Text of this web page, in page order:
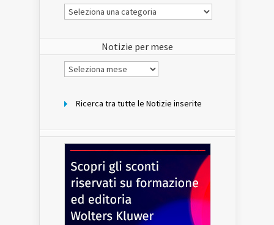
Le
Notizie
Notizie per mese
Notizie
per
Ricerca tra tutte le Notizie inserite